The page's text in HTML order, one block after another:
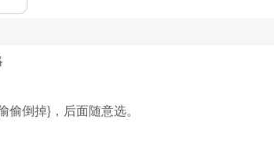
倒掉}，后面随意选。